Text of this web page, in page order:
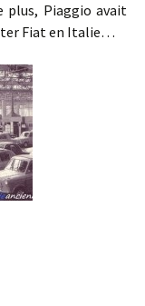
plus, Piaggio avait
Fiat en Italie…